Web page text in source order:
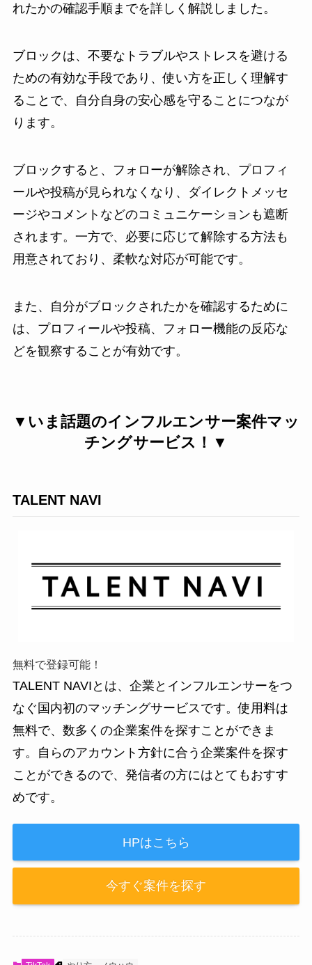
れたかの確認手順までを詳しく解説しました。
ブロックは、不要なトラブルやストレスを避ける
ための有効な手段であり、使い方を正しく理解す
ることで、自分自身の安心感を守ることにつなが
ります。
ブロックすると、フォローが解除され、プロフィ
ールや投稿が見られなくなり、ダイレクトメッセ
ージやコメントなどのコミュニケーションも遮断
されます。一方で、必要に応じて解除する方法も
用意されており、柔軟な対応が可能です。
また、自分がブロックされたかを確認するために
は、プロフィールや投稿、フォロー機能の反応な
どを観察することが有効です。
▼いま話題のインフルエンサー案件マッ
チングサービス！▼
TALENT NAVI
無料で登録可能！
TALENT NAVIとは、企業とインフルエンサーをつ
なぐ国内初のマッチングサービスです。使用料は
無料で、数多くの企業案件を探すことができま
す。自らのアカウント方針に合う企業案件を探す
ことができるので、発信者の方にはとてもおすす
めです。
HPはこちら
今すぐ案件を探す